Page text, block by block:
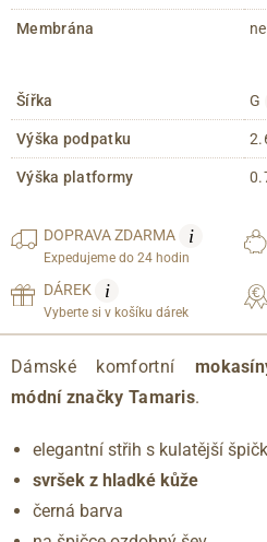
Membrána ne
Šířka G
Výška podpatku
Výška platformy
DOPRAVAZDARMA i
Expedujeme do 24 hodin
DÁREK i
Vyberte si v košíku dárek
Dámské komfortní
módní značky Tamaris.
elegantní střih s kulatější
svršek z hladké kůže
černá barva